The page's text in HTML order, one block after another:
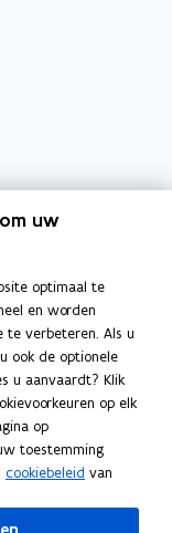
uw
optimaal te
en worden
te verbeteren. Als u
ook de optionele
u aanvaardt? Klik
op elk
op
toestemming
cookiebeleid van